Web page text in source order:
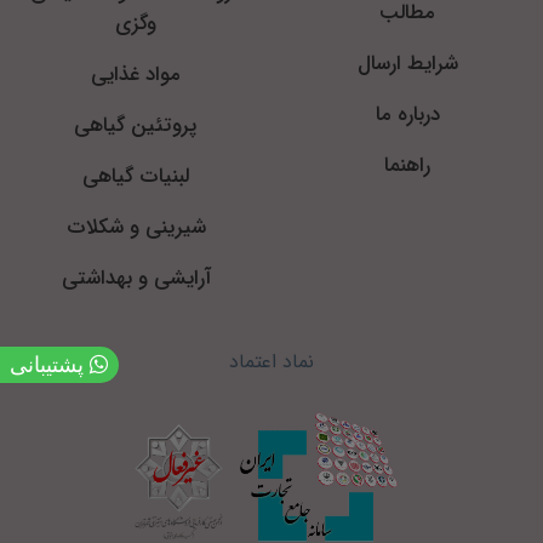
مطالب
شرایط ارسال
درباره ما
راهنما
وگزی
مواد غذایی
پروتئین گیاهی
لبنیات گیاهی
شیرینی و شکلات
آرایشی و بهداشتی
نماد اعتماد پشتیبانی